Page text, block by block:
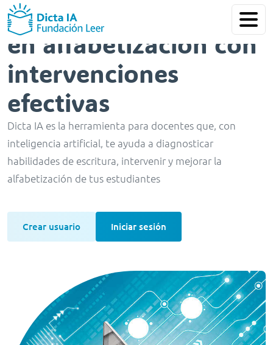
Mejorá los resultados
en alfabetización con
intervenciones
efectivas
Dicta IA es la herramienta para docentes que, con
inteligencia artificial, te ayuda a diagnosticar
habilidades de escritura, intervenir y mejorar la
alfabetización de tus estudiantes
Crear usuario Iniciar sesión